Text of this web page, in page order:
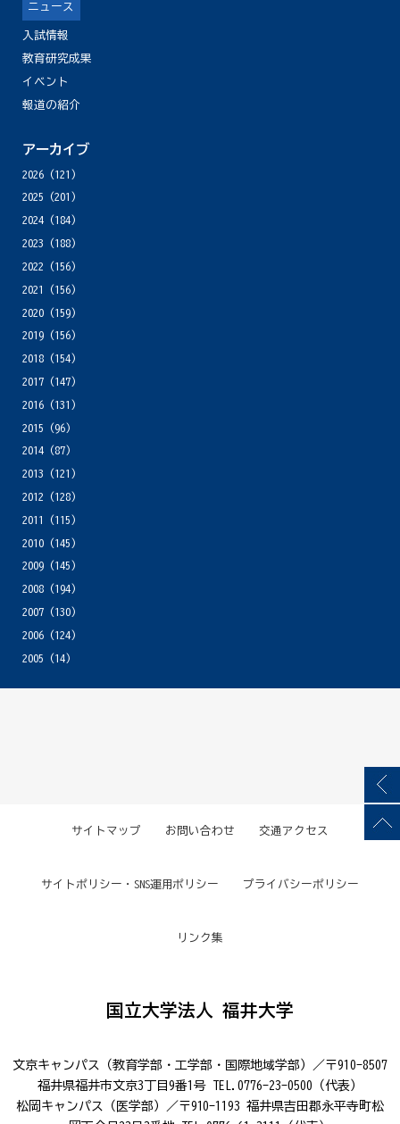
ニュース
入試情報
教育研究成果
イベント
報道の紹介
アーカイブ
2026(121)
2025 (201)
2024(184)
2023 (188)
2022 (156)
2021
(156)
2020(159)
2019(156)
2018(154)
2017(147)
2016(131)
2015 (96)
2014(87)
2013 (121)
2012 (128)
2011
(115)
2010(145)
2009(145)
2008(194)
2007(130)
2006(124)
2005 (14)
サイトマップ お問い合わせ 交通アクセス
サイトポリシー・SNS運用ポリシー プライバシーポリシー
リンク集
国立大学法人 福井大学
文京キャンパス（教育学部・工学部・国際地域学部）／〒910-8507
福井県福井市文京3丁目9番1号 TEL.0776-23-0500（代表）
松岡キャンパス（医学部）／〒910-1193 福井県吉田郡永平寺町松